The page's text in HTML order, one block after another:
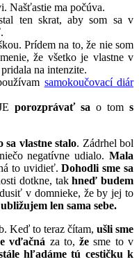
Našťastie ma počúva.
ten skrat, aby som sa v
Prídem na to, že nie som
že všetko je vlastne v
na intenzite.
samokoučovací diár
porozprávať sa o tom s
sa vlastne stalo. Zádrhel bol
negatívne udialo.Mala
to uvidieť.Dohodli sme sa
dotkne, takhneď budem
v domnieke, že by jej to
ubližujem len sama sebe.
Keď to teraz čítam, ušli sme
vďačná za to,že sme to v
hľadáme tú cestičku k